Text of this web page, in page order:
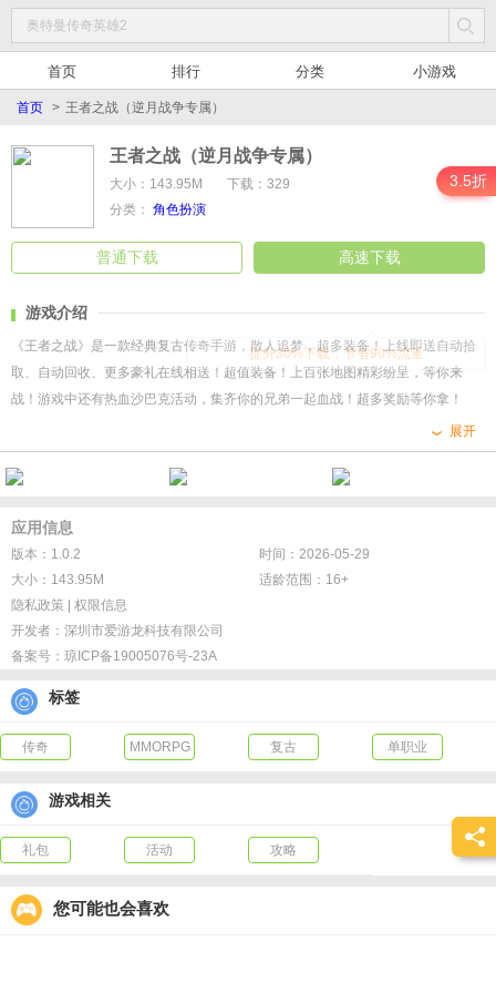
首页 排行 分类 小游戏
首页 > 王者之战（逆月战争专属）
王者之战（逆月战争专属）
大小：143.95M 下载：329 3.5折
分类： 角色扮演
普通下载 高速下载
提升30%下载，节省90%流量
游戏介绍
《王者之战》是一款经典复古传奇手游，散人追梦，超多装备！上线即送自动拾
取、自动回收、更多豪礼在线相送！超值装备！上百张地图精彩纷呈，等你来
战！游戏中还有热血沙巴克活动，集齐你的兄弟一起血战！超多奖励等你拿！
1、上线即送：自动拾取、自动回收、更多豪礼在线相送！
2、内容极度丰富，重燃热血激情！！
4、轻松耐玩，激情澎湃！
5、超丰富体验，长久耐玩，持久回忆！
6、薪火永筑，战锋染血，沙海古城，皇朝争霸！！
展开
应用信息
版本：1.0.2
时间：2026-05-29
大小：143.95M
适龄范围：16+
隐私政策
权限信息
开发者： 深圳市爱游龙科技有限公司
备案号： 琼ICP备19005076号-23A
标签
传奇 MMORPG 复古 单职业
游戏相关
礼包 活动 攻略
您可能也会喜欢